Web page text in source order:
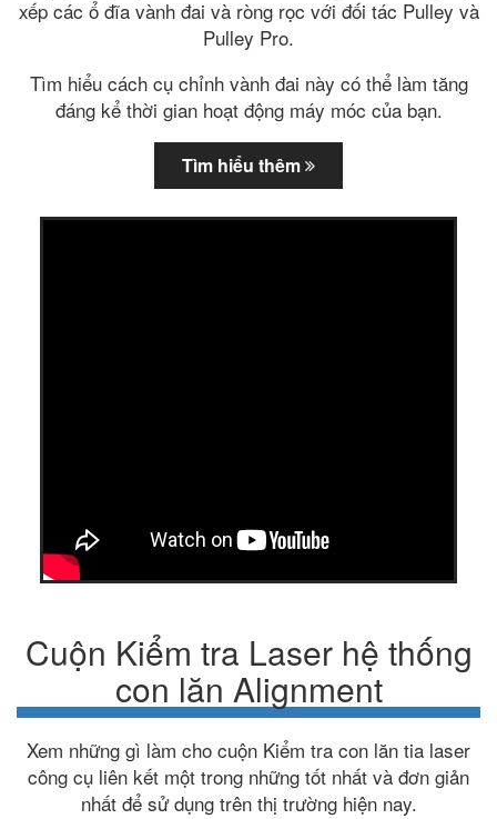
xếp các ổ đĩa vành đai và ròng rọc với đối tác Pulley và
Pulley Pro.
Tìm hiểu cách cụ chỉnh vành đai này có thể làm tăng
đáng kể thời gian hoạt động máy móc của bạn.
Tìm hiểu thêm
Cuộn Kiểm tra Laser hệ thống
con lăn Alignment
Xem những gì làm cho cuộn Kiểm tra con lăn tia laser
công cụ liên kết một trong những tốt nhất và đơn giản
nhất để sử dụng trên thị trường hiện nay.